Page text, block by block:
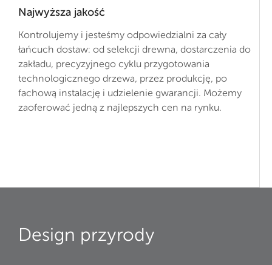
Najwyższa jakość
Kontrolujemy i jesteśmy odpowiedzialni za cały
łańcuch dostaw: od selekcji drewna, dostarczenia do
zakładu, precyzyjnego cyklu przygotowania
technologicznego drzewa, przez produkcję, po
fachową instalację i udzielenie gwarancji. Możemy
zaoferować jedną z najlepszych cen na rynku.
Design przyrody